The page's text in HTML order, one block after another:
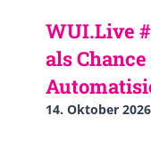
WUI.Live
als
14. Oktober